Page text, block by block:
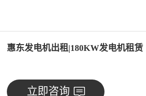
惠东发电机出租|180KW发电机租赁
立即咨询